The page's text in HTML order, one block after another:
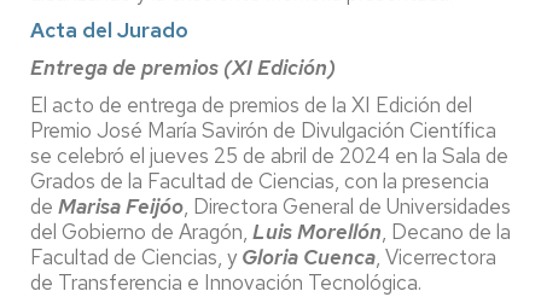
Acta del Jurado
Entrega de premios (XI Edición)
El acto de entrega de premios de la XI Edición del
Premio José María Savirón de Divulgación Científica
se celebró el jueves 25 de abril de 2024 en la Sala de
Grados de la Facultad de Ciencias, con la presencia
de Marisa Feijóo, Directora General de Universidades
del Gobierno de Aragón, Luis Morellón, Decano de la
Facultad de Ciencias, y Gloria Cuenca, Vicerrectora
de Transferencia e Innovación Tecnológica.